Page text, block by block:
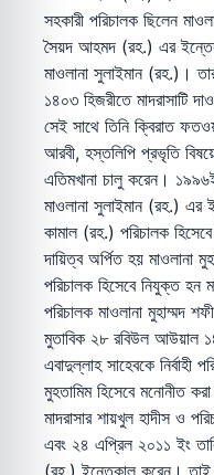
সহকারী পরিচালক ছিলেন
সৈয়দ আহমদ (রহ.) এর
মাওলানা সুলাইমান (রহ.)।
১৪০৩ হিজরীতে মাদরাসাটি
সেই সাথে তিনি ক্বিরাত
আরবী, হস্তলিপি প্রভৃতি
এতিমখানা চালু করেন।
মাওলানা সুলাইমান (রহ.) এর
কামাল (রহ.) পরিচালক
দায়িত্ব অর্পিত হয়
পরিচালক হিসেবে নিযুক্ত হন
পরিচালক মাওলানা মুহাম্মদ
মুতাবিক ২৮ রবিউল আউয়াল
এবাদুল্লাহ সাহেবকে নির্বাহী
মুহতামিম হিসেবে মনোনীত
মাদরাসার শায়খুল হাদীস ও
এবং ২৪ এপ্রিল ২০১১ ইং